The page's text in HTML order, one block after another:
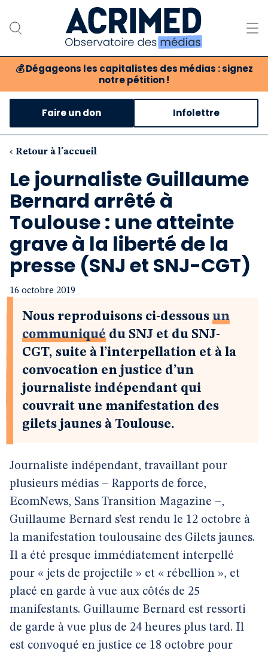
💰 Dégageons les capitalistes des médias : signez
notre pétition !
Notre association
Notre critique des médias
Nos propositions
Notre revue
Boutique
Faire un don Infolettre
‹ Retour à l'accueil
Le journaliste Guillaume
Bernard arrêté à
Toulouse : une atteinte
grave à la liberté de la
presse (SNJ et SNJ-CGT)
16 octobre 2019
Nous reproduisons ci-dessous un
communiqué du SNJ et du SNJ-
CGT, suite à l’interpellation et à la
convocation en justice d’un
journaliste indépendant qui
couvrait une manifestation des
gilets jaunes à Toulouse.
Journaliste indépendant, travaillant pour
plusieurs médias – Rapports de force,
EcomNews, Sans Transition Magazine –,
Guillaume Bernard s’est rendu le 12 octobre à
la manifestation toulousaine des Gilets jaunes.
Il a été presque immédiatement interpellé
pour « jets de projectile » et « rébellion », et
placé en garde à vue aux côtés de 25
manifestants. Guillaume Bernard est ressorti
de garde à vue plus de 24 heures plus tard. Il
est convoqué en justice ce 18 octobre pour